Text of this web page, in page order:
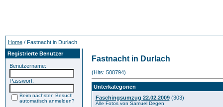
Home/ Fastnacht in Durlach
Registrierte Benutzer
Benutzername:
Passwort:
Beim nächsten Besuch
automatisch anmelden?
Fastnacht in Durlach
(Hits: 508794)
Unterkategorien
Faschingsumzug 22.02.2009(303)
Alle Fotos von Samuel Degen